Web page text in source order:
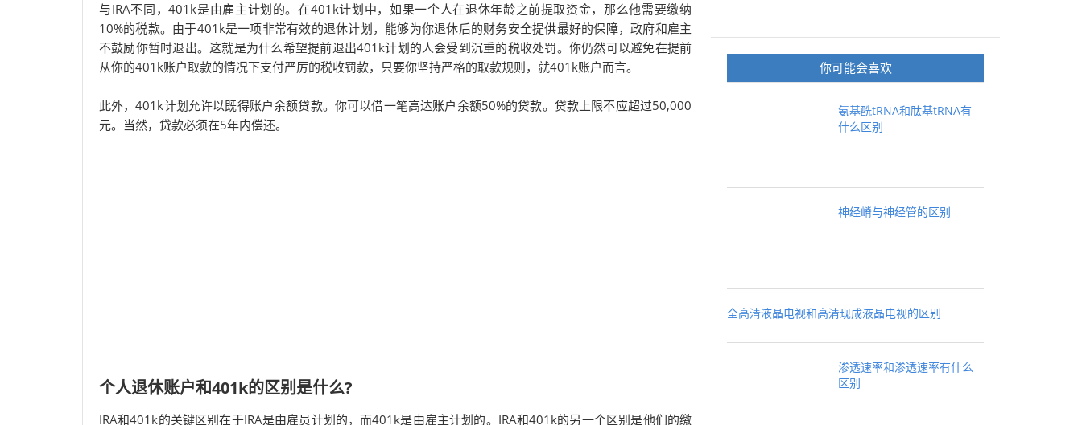
与IRA不同，401k是由雇主计划的。在401k计划中，如果一个人在退休年龄之前提取资金，那么他需要缴纳
10%的税款。由于401k是一项非常有效的退休计划，能够为你退休后的财务安全提供最好的保障，政府和雇主
不鼓励你暂时退出。这就是为什么希望提前退出401k计划的人会受到沉重的税收处罚。你仍然可以避免在提前
从你的401k账户取款的情况下支付严厉的税收罚款，只要你坚持严格的取款规则，就401k账户而言。
此外，401k计划允许以既得账户余额贷款。你可以借一笔高达账户余额50%的贷款。贷款上限不应超过50,000
元。当然，贷款必须在5年内偿还。
个人退休账户和401k的区别是什么?
IRA和401k的关键区别在于IRA是由雇员计划的，而401k是由雇主计划的。IRA和401k的另一个区别是他们的缴
你可能会喜欢
氨基酰tRNA和肽基tRNA有
什么区别
神经嵴与神经管的区别
全高清液晶电视和高清现成液晶电视的区别
渗透速率和渗透速率有什么
区别